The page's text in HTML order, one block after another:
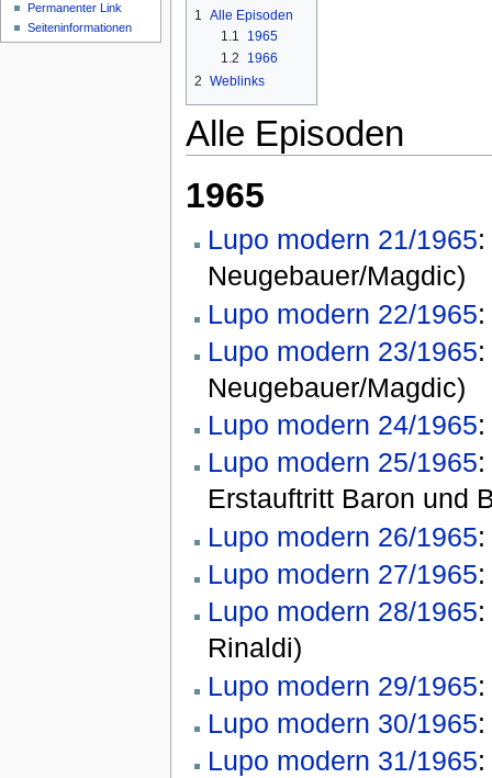
1 Alle Episoden
1.1
1965
1.2
1966
2 Weblinks
Alle Episoden
1965
Lupo modern 21/1965:
Neugebauer/Magdic)
Lupo modern 22/1965:
Lupo modern 23/1965:
Neugebauer/Magdic)
Lupo modern 24/1965:
Lupo modern 25/1965:
Erstauftritt Baron und
Lupo modern 26/1965:
Lupo modern 27/1965:
Lupo modern 28/1965:
Rinaldi)
Lupo modern 29/1965:
Lupo modern 30/1965:
Lupo modern 31/1965:
Permanenter Link
Seiten­informationen